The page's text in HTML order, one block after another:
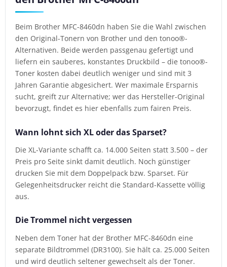
Beim Brother MFC-8460dn haben Sie die Wahl zwischen
den Original-Tonern von Brother und den tonoo®-
Alternativen. Beide werden passgenau gefertigt und
liefern ein sauberes, konstantes Druckbild – die tonoo®-
Toner kosten dabei deutlich weniger und sind mit 3
Jahren Garantie abgesichert. Wer maximale Ersparnis
sucht, greift zur Alternative; wer das Hersteller-Original
bevorzugt, findet es hier ebenfalls zum fairen Preis.
Wann lohnt sich XL oder das Sparset?
Die XL-Variante schafft ca. 14.000 Seiten statt 3.500 – der
Preis pro Seite sinkt damit deutlich. Noch günstiger
drucken Sie mit dem Doppelpack bzw. Sparset. Für
Gelegenheitsdrucker reicht die Standard-Kassette völlig
aus.
Die Trommel nicht vergessen
Neben dem Toner hat der Brother MFC-8460dn eine
separate Bildtrommel (DR3100). Sie hält ca. 25.000 Seiten
und wird deutlich seltener gewechselt als der Toner.